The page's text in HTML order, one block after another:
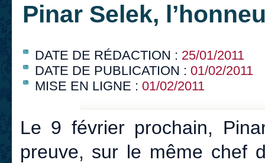
Pinar Selek,
DATE DE RÉDACTION : 25/01/2011
DATE DE PUBLICATION : 01/02/2011
MISE EN LIGNE : 01/02/2011
Le 9 février prochain,
preuve, sur le même chef